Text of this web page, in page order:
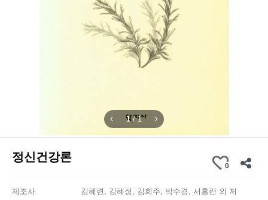
1/1
정신건강론
0
제조사
김혜련, 김혜성, 김희주, 박수경, 서홍란 외 저